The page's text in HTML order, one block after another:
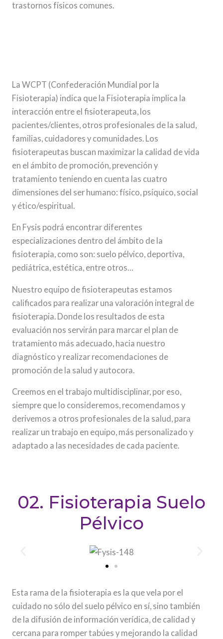
trastornos físicos comunes.
La WCPT (Confederación Mundial por la
Fisioterapia) indica que la Fisioterapia implica la
interacción entre el fisioterapeuta, los
pacientes/clientes, otros profesionales de la salud,
familias, cuidadores y comunidades. Los
fisioterapeutas buscan maximizar la calidad de vida
en el ámbito de promoción, prevención y
tratamiento teniendo en cuenta las cuatro
dimensiones del ser humano: físico, psíquico, social
y ético/espiritual.
En Fysis podrá encontrar diferentes
especializaciones dentro del ámbito de la
fisioterapia, como son: suelo pélvico, deportiva,
pediátrica, estética, entre otros…
Nuestro equipo de fisioterapeutas estamos
calificados para realizar una valoración integral de
fisioterapia. Donde los resultados de esta
evaluación nos servirán para marcar el plan de
tratamiento más adecuado, hacia nuestro
diagnóstico y realizar recomendaciones de
promoción de la salud y autocora.
Creemos en el trabajo multidisciplinar, por eso,
siempre que lo consideremos, recomendamos y
derivemos a otros profesionales de la salud, para
realizar un trabajo en equipo, más personalizado y
adaptado a las necesidades de cada paciente.
02. Fisioterapia Suelo
Pélvico
Esta rama de la fisioterapia es la que vela por el
cuidado no sólo del suelo pélvico en sí, sino también
de la difusión de información verídica, de calidad y
cercana para romper tabúes y mejorando la calidad